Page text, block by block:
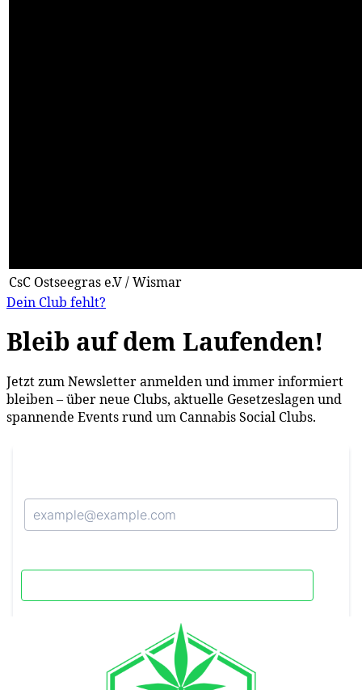
CsC Ostseegras e.V / Wismar
Dein Club fehlt?
Bleib auf dem Laufenden!
Jetzt zum Newsletter anmelden und immer informiert
bleiben – über neue Clubs, aktuelle Gesetzeslagen und
spannende Events rund um Cannabis Social Clubs.